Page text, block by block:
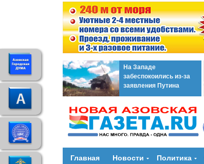
На Западе
забеспокоились из-за
заявления Путина
Главная Новости Политика